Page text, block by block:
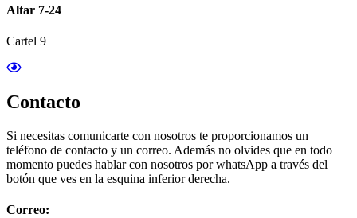
Altar 7-24
Cartel 9
Contacto
Si necesitas comunicarte con nosotros te proporcionamos un
teléfono de contacto y un correo. Además no olvides que en todo
momento puedes hablar con nosotros por whatsApp a través del
botón que ves en la esquina inferior derecha.
Correo: